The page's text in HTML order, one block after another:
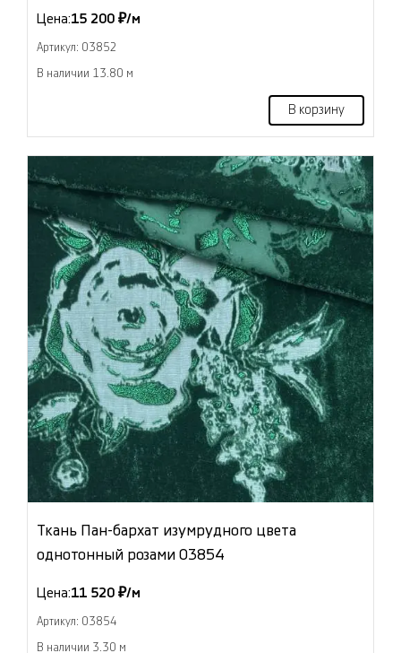
Цена:15 200 ₽/м
Артикул: 03852
В наличии 13.80 м
В корзину
Ткань Пан-бархат изумрудного цвета
однотонный розами 03854
Цена:11 520 ₽/м
Артикул: 03854
В наличии 3.30 м